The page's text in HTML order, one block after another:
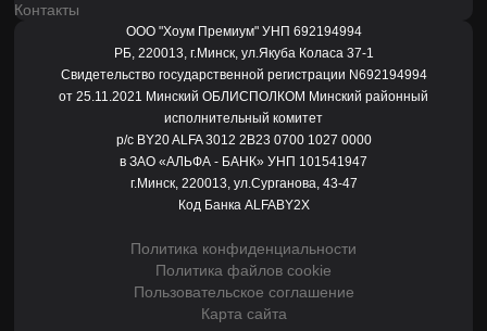
ООО "Хоум Премиум" УНП 692194994
РБ, 220013, г.Минск, ул.Якуба Коласа 37-1
Свидетельство государственной регистрации N692194994
от 25.11.2021 Минский ОБЛИСПОЛКОМ Минский районный
исполнительный комитет
р/с BY20 ALFA 3012 2B23 0700 1027 0000
в ЗАО «АЛЬФА - БАНК» УНП 101541947
г.Минск, 220013, ул.Сурганова, 43-47
Код Банка ALFABY2X
Политика конфиденциальности
Политика файлов cookie
Пользовательское соглашение
Карта сайта
Контакты